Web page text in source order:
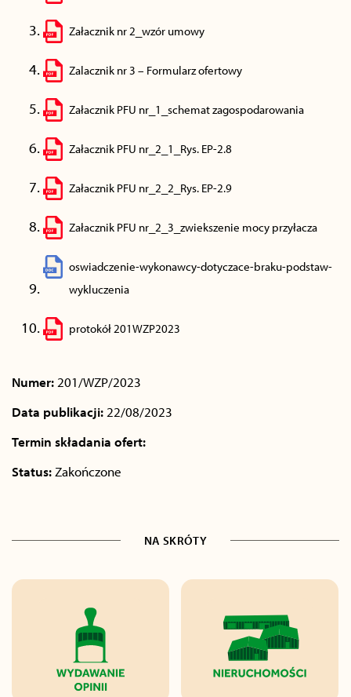
Załacznik nr 2_wzór umowy
Zalacznik nr 3 – Formularz ofertowy
Załacznik PFU nr_1_schemat zagospodarowania
Załacznik PFU nr_2_1_Rys. EP-2.8
Załacznik PFU nr_2_2_Rys. EP-2.9
Załacznik PFU nr_2_3_zwiekszenie mocy przyłacza
oswiadczenie-wykonawcy-dotyczace-braku-podstaw-
wykluczenia
protokół 201WZP2023
Numer: 201/WZP/2023
Data publikacji: 22/08/2023
Termin składania ofert:
Status: Zakończone
NA SKRÓTY